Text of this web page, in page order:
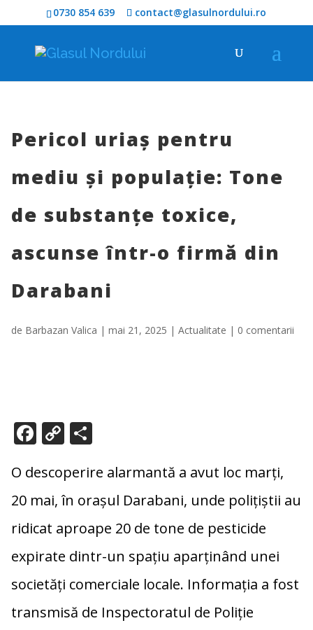
0730 854 639 contact@glasulnordului.ro
Pericol uriaș pentru
mediu și populație: Tone
de substanțe toxice,
ascunse într-o firmă din
Darabani
de Barbazan Valica | mai 21, 2025 | Actualitate | 0 comentarii
F
e
b
o
o
k
C
p
y
Li
n
k
P
ta
je
az
ă
O descoperire alarmantă a avut loc marți,
20 mai, în orașul Darabani, unde polițiștii au
ridicat aproape 20 de tone de pesticide
expirate dintr-un spațiu aparținând unei
societăți comerciale locale. Informația a fost
transmisă de Inspectoratul de Poliție